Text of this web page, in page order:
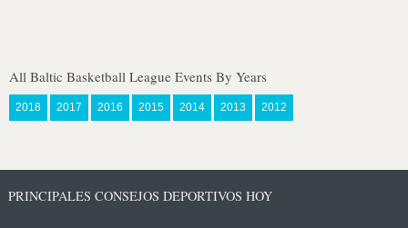
All Baltic Basketball League Events By Years
2018 2017 2016 2015 2014 2013 2012
PRINCIPALES CONSEJOS DEPORTIVOS HOY